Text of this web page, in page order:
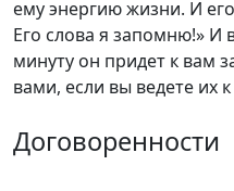
ему энергию жизни. И
Его слова я запомню!» И
минуту он придет к вам
вами, если вы ведете их
Договоренности